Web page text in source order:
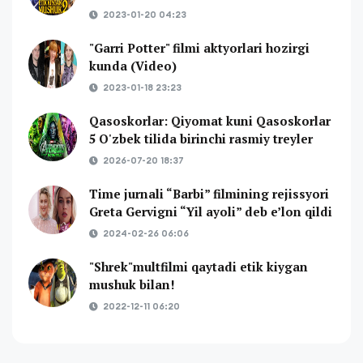
2023-01-20 04:23
"Garri Potter" filmi aktyorlari hozirgi
kunda (Video)
2023-01-18 23:23
Qasoskorlar: Qiyomat kuni Qasoskorlar
5 O'zbek tilida birinchi rasmiy treyler
2026-07-20 18:37
Time jurnali “Barbi” filmining rejissyori
Greta Gervigni “Yil ayoli” deb e’lon qildi
2024-02-26 06:06
"Shrek"multfilmi qaytadi etik kiygan
mushuk bilan!
2022-12-11 06:20